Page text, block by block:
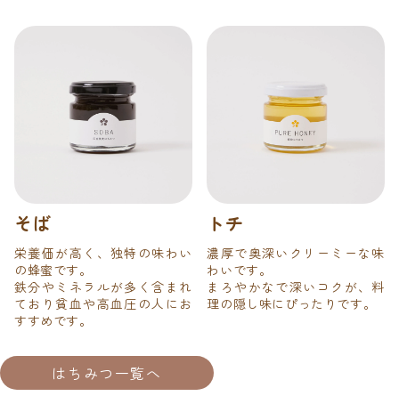
そば
栄養価が高く、独特の味わい
の蜂蜜です。
鉄分やミネラルが多く含まれ
ており貧血や高血圧の人にお
すすめです。
トチ
濃厚で奥深いクリーミーな味
わいです。
まろやかなで深いコクが、料
理の隠し味にぴったりです。
はちみつ一覧へ